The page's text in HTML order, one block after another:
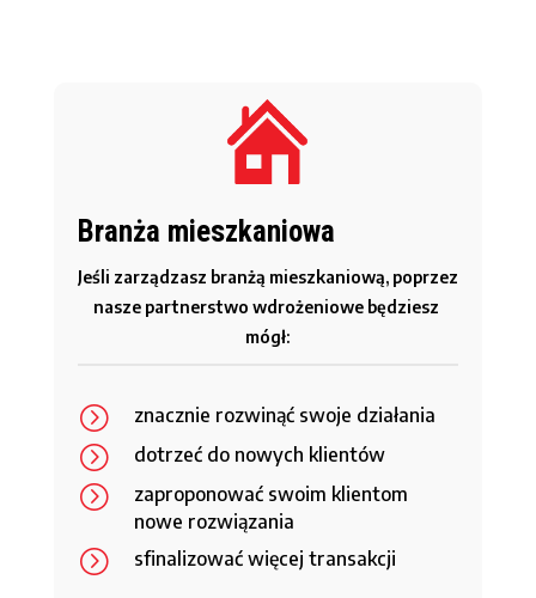
Branża mieszkaniowa
Jeśli zarządzasz branżą mieszkaniową, poprzez
nasze partnerstwo wdrożeniowe będziesz
mógł:
= znacznie rozwinąć swoje działania
= dotrzeć do nowych klientów
=
zaproponować swoim klientom
nowe rozwiązania
= sfinalizować więcej transakcji